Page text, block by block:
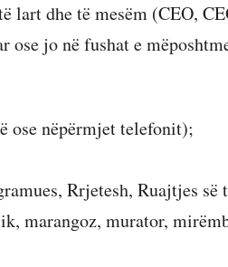
lart dhe të mesëm (CEO,
ose jo në fushat e
ose nëpërmjet telefonit);
Rrjetesh, Ruajtjes së
marangoz, murator,